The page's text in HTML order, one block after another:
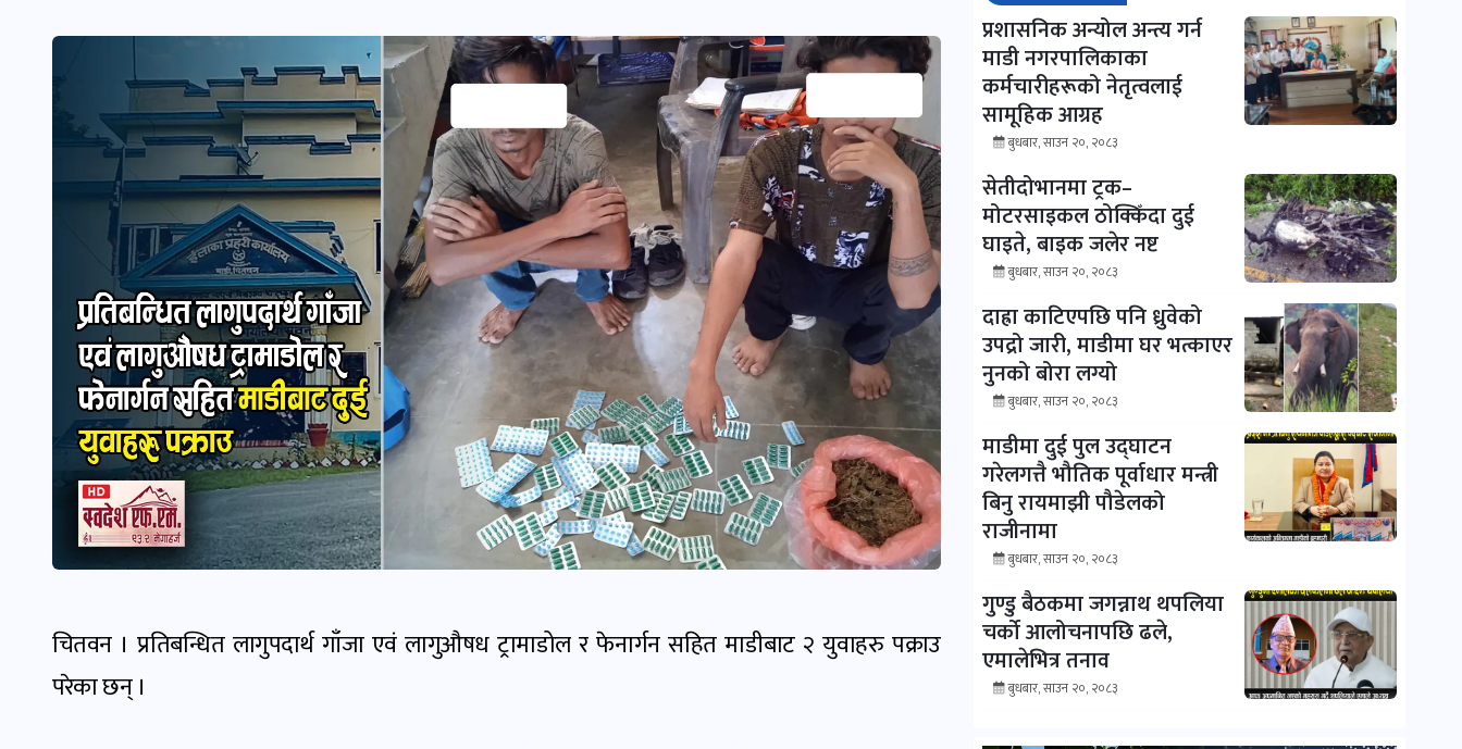
चितवन । प्रतिबन्धित लागुपदार्थ गाँजा एवं लागुऔषध ट्रामाडोल र फेनार्गन सहित माडीबाट २ युवाहरु पक्राउ
परेका छन् ।
प्रशासनिक अन्योल अन्त्य गर्न
माडी नगरपालिकाका
कर्मचारीहरूको नेतृत्वलाई
सामूहिक आग्रह
बुधबार, साउन २०, २०८३
सेतीदोभानमा ट्रक–
मोटरसाइकल ठोक्किँदा दुई
घाइते, बाइक जलेर नष्ट
बुधबार, साउन २०, २०८३
दाह्रा काटिएपछि पनि ध्रुवेको
उपद्रो जारी, माडीमा घर भत्काएर
नुनको बोरा लग्यो
बुधबार, साउन २०, २०८३
माडीमा दुई पुल उद्घाटन
गरेलगत्तै भौतिक पूर्वाधार मन्त्री
बिनु रायमाझी पौडेलको
राजीनामा
बुधबार, साउन २०, २०८३
गुण्डु बैठकमा जगन्नाथ थपलिया
चर्को आलोचनापछि ढले,
एमालेभित्र तनाव
बुधबार, साउन २०, २०८३